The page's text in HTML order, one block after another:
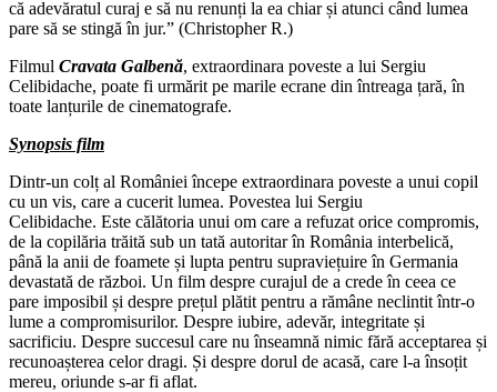
că adevăratul curaj e să nu renunți la ea chiar și atunci când lumea
pare să se stingă în jur.” (Christopher R.)
Filmul Cravata Galbenă, extraordinara poveste a lui Sergiu
Celibidache, poate fi urmărit pe marile ecrane din întreaga țară, în
toate lanțurile de cinematografe.
Synopsis film
Dintr-un colț al României începe extraordinara poveste a unui copil
cu un vis, care a cucerit lumea. Povestea lui Sergiu
Celibidache. Este călătoria unui om care a refuzat orice compromis,
de la copilăria trăită sub un tată autoritar în România interbelică,
până la anii de foamete și lupta pentru supraviețuire în Germania
devastată de război. Un film despre curajul de a crede în ceea ce
pare imposibil și despre prețul plătit pentru a rămâne neclintit într-o
lume a compromisurilor. Despre iubire, adevăr, integritate și
sacrificiu. Despre succesul care nu înseamnă nimic fără acceptarea și
recunoașterea celor dragi. Și despre dorul de acasă, care l-a însoțit
mereu, oriunde s-ar fi aflat.